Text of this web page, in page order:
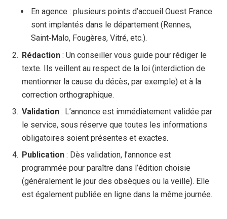
En agence : plusieurs points d’accueil Ouest France
sont implantés dans le département (Rennes,
Saint‑Malo, Fougères, Vitré, etc.).
Rédaction : Un conseiller vous guide pour rédiger le
texte. Ils veillent au respect de la loi (interdiction de
mentionner la cause du décès, par exemple) et à la
correction orthographique.
Validation : L’annonce est immédiatement validée par
le service, sous réserve que toutes les informations
obligatoires soient présentes et exactes.
Publication : Dès validation, l’annonce est
programmée pour paraître dans l’édition choisie
(généralement le jour des obsèques ou la veille). Elle
est également publiée en ligne dans la même journée.